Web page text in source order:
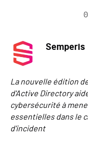
Semperis
La nouvelle édition
d'Active Directory
cybersécurité à
essentielles dans le
d'incident